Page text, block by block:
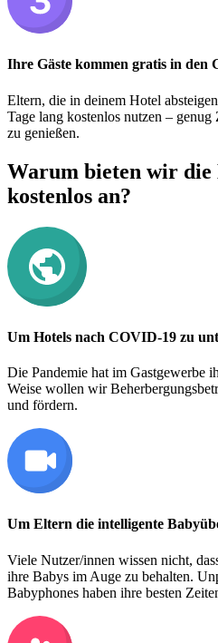
Ihre Gäste kommen gratis in den
Eltern, die in deinem Hotel
Tage lang kostenlos nutzen –
zu genießen.
Warum bieten wir
kostenlos an?
Um Hotels nach COVID-19 zu
Die Pandemie hat im Gastgewerbe
Weise wollen wir
und fördern.
Um Eltern die intelligente
Viele Nutzer/innen wissen nicht,
ihre Babys im Auge zu behalten.
Babyphones haben ihre besten